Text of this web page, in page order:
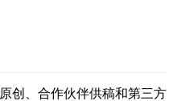
创、合作伙伴供稿和第三方